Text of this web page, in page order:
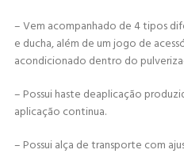
– Vem acompanhado de 4 tipos
e ducha, além de um jogo de
acondicionado dentro do
– Possui haste deaplicação
aplicação continua.
– Possui alça de transporte com